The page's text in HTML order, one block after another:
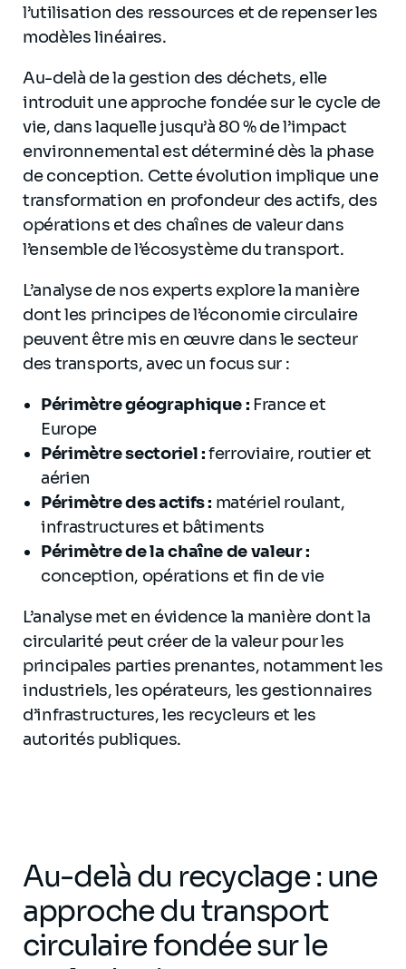
l’utilisation des ressources et de repenser les
modèles linéaires.
Au-delà de la gestion des déchets, elle
introduit une approche fondée sur le cycle de
vie, dans laquelle jusqu’à 80 % de l’impact
environnemental est déterminé dès la phase
de conception. Cette évolution implique une
transformation en profondeur des actifs, des
opérations et des chaînes de valeur dans
l’ensemble de l’écosystème du transport.
L’analyse de nos experts explore la manière
dont les principes de l’économie circulaire
peuvent être mis en œuvre dans le secteur
des transports, avec un focus sur :
Périmètre géographique : France et
Europe
Périmètre sectoriel :ferroviaire, routier et
aérien
Périmètre des actifs : matériel roulant,
infrastructures et bâtiments
Périmètre de la chaîne de valeur :
conception, opérations et fin de vie
L’analyse met en évidence la manière dont la
circularité peut créer de la valeur pour les
principales parties prenantes, notamment les
industriels, les opérateurs, les gestionnaires
d’infrastructures, les recycleurs et les
autorités publiques.
Au-delà du recyclage : une
approche du transport
circulaire fondée sur le